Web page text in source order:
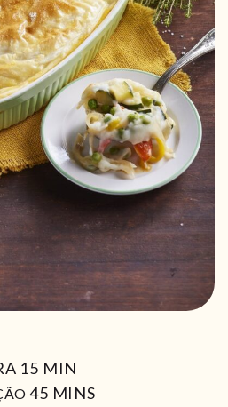
15 MIN
MIN
45MIN
MINS